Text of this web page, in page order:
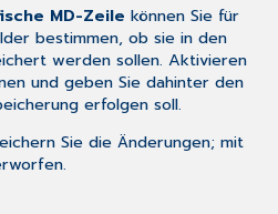
MD-Zeile können Sie für
bestimmen, ob sie in den
werden sollen. Aktivieren
und geben Sie dahinter den
erfolgen soll.
Sie die Änderungen; mit